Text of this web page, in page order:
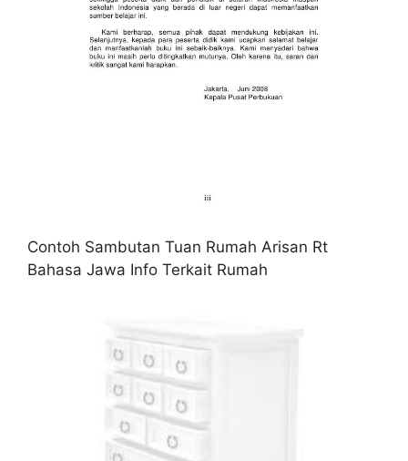
Contoh Sambutan Tuan Rumah Arisan Rt
Bahasa Jawa Info Terkait Rumah